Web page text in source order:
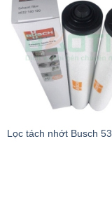
Lọc tách nhớt Busch